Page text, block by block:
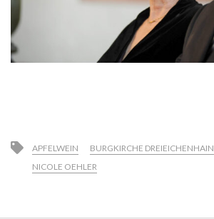
APFELWEIN BURGKIRCHE DREIEICHENHAIN
NICOLE OEHLER